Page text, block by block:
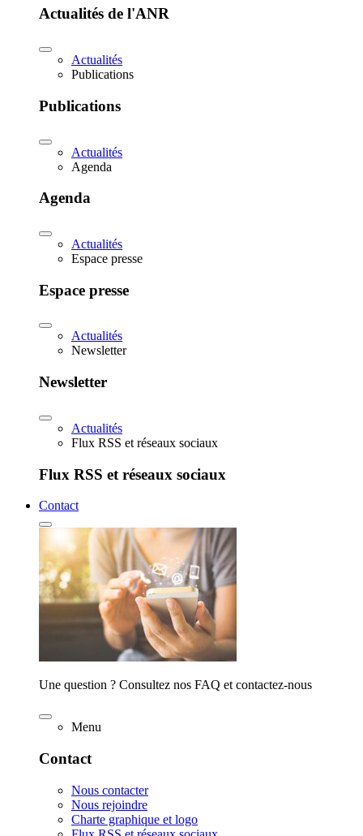
Actualités de l'ANR
Actualités
Publications
Publications
Actualités
Agenda
Agenda
Actualités
Espace presse
Espace presse
Actualités
Newsletter
Newsletter
Actualités
Flux RSS et réseaux sociaux
Flux RSS et réseaux sociaux
Contact
Une question ? Consultez nos FAQ et contactez-nous
Menu
Contact
Nous contacter
Nous rejoindre
Charte graphique et logo